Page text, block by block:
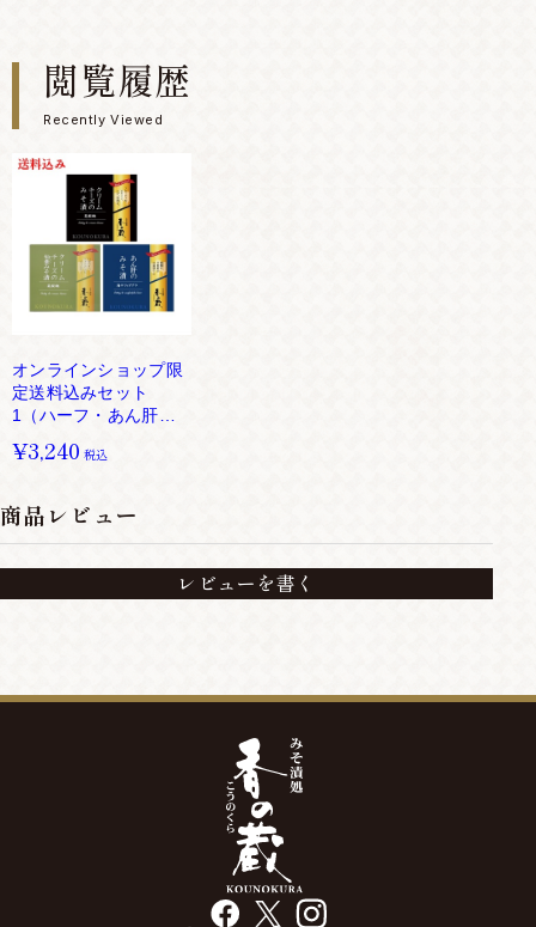
閲覧履歴
Recently Viewed
オンラインショップ限
定送料込みセット
1（ハーフ・あん肝・
¥3,240 税込
商品レビュー
レビューを書く
facebook instagram